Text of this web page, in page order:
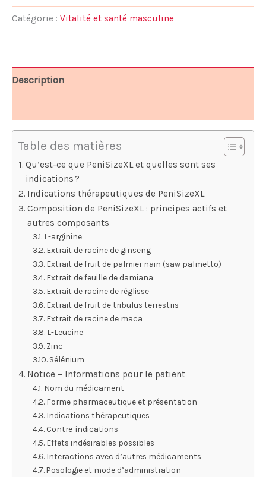
était :
est :
Catégorie : Vitalité et santé masculine
Description
Table des matières
Qu’est-ce que PeniSizeXL et quelles sont ses
indications ?
Indications thérapeutiques de PeniSizeXL
Composition de PeniSizeXL : principes actifs et
autres composants
L-arginine
Extrait de racine de ginseng
Extrait de fruit de palmier nain (saw palmetto)
Extrait de feuille de damiana
Extrait de racine de réglisse
Extrait de fruit de tribulus terrestris
Extrait de racine de maca
L-Leucine
Zinc
Sélénium
Notice – Informations pour le patient
Nom du médicament
Forme pharmaceutique et présentation
Indications thérapeutiques
Contre-indications
Effets indésirables possibles
Interactions avec d’autres médicaments
Posologie et mode d’administration